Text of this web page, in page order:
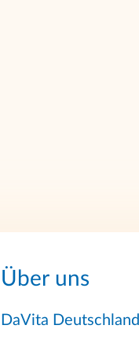
Über uns
DaVita Deutschland